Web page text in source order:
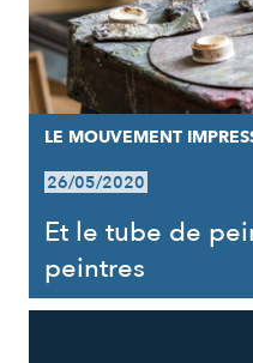
LE MOUVEMENT
26/05/2020
Et le tube de
peintres